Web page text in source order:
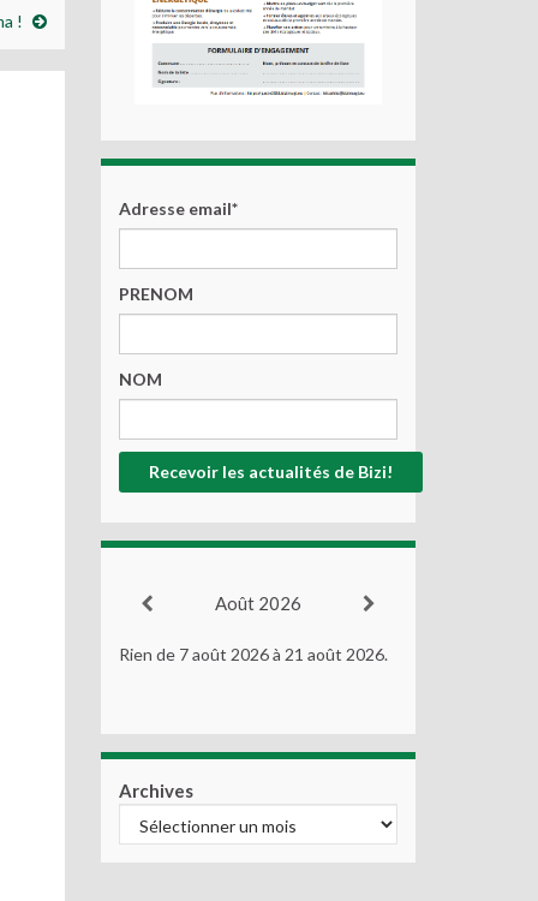
!
Adresse email*
PRENOM
NOM
Août 2026
Rien de 7 août 2026 à 21 août 2026.
Archives